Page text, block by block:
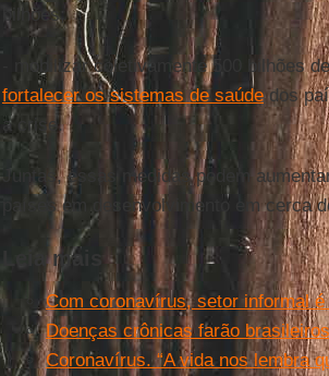
bilhões;
- mobilizar coletivamente 500 bilhões
fortalecer os sistemas de saúdedos
a crise.
Juntas, essas medidas podem
países em desenvolvimento em cerca
Leia mais
Com coronavírus, setor informal
Doenças crônicas farão
Coronavírus. “A vida nos lembra